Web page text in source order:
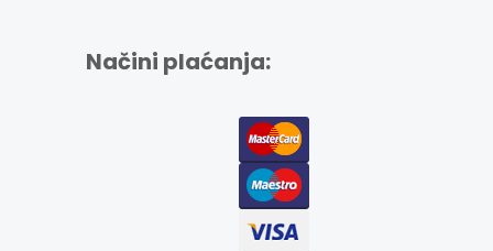
Načini plaćanja: